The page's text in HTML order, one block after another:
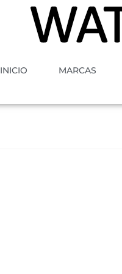
INICIO MARCAS